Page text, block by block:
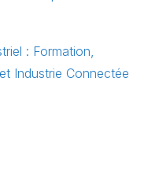
: Formation,
Industrie Connectée